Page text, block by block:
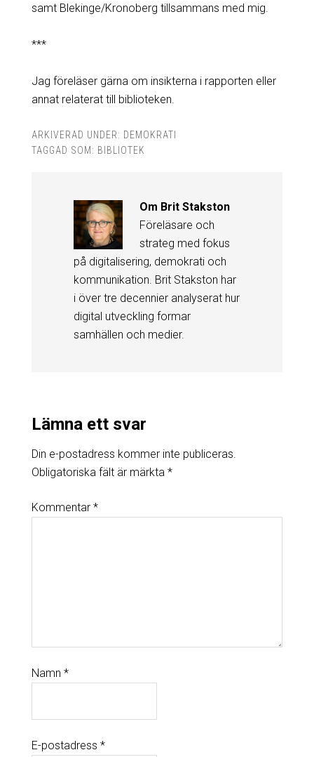
samt Blekinge/Kronoberg tillsammans med mig.
***
Jag föreläser gärna om insikterna i rapporten eller
annat relaterat till biblioteken.
ARKIVERAD UNDER: DEMOKRATI
TAGGAD SOM: BIBLIOTEK
Om Brit Stakston
Föreläsare och
strateg med fokus
på digitalisering, demokrati och
kommunikation. Brit Stakston har
i över tre decennier analyserat hur
digital utveckling formar
samhällen och medier.
Lämna ett svar
Din e-postadress kommer inte publiceras.
Obligatoriska fält är märkta *
Kommentar *
Namn *
E-postadress *